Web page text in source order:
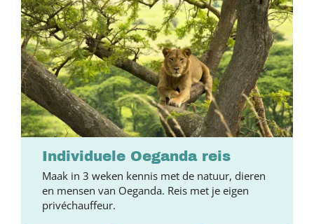
Individuele Oeganda reis
Maak in 3 weken kennis met de natuur, dieren
en mensen van Oeganda. Reis met je eigen
privéchauffeur.